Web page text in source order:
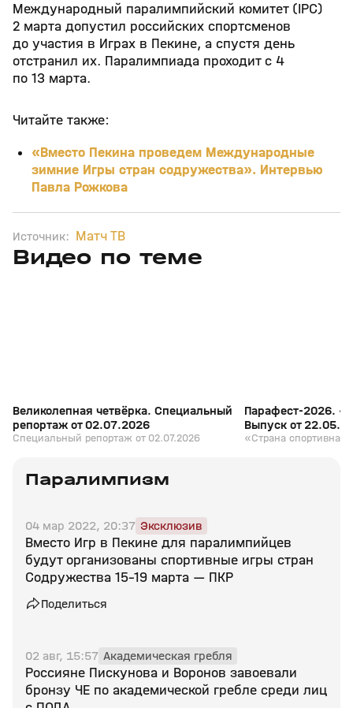
Международный паралимпийский комитет (IPC)
2 марта допустил российских спортсменов
до участия в Играх в Пекине, а спустя день
отстранил их. Паралимпиада проходит с 4
по 13 марта.
Читайте также:
«Вместо Пекина проведем Международные
зимние Игры стран содружества». Интервью
Павла Рожкова
Источник: Матч ТВ
Видео по теме
02 июл, 17:52
Великолепная четвёрка. Специальный
репортаж от 02.07.2026
Специальный репортаж от 02.07.2026
Парафест-2026.
Выпуск от
«Страна
Паралимпизм
04 мар 2022, 20:37 Эксклюзив
Вместо Игр в Пекине для паралимпийцев
будут организованы спортивные игры стран
Содружества 15–19 марта — ПКР
Поделиться
02 авг, 15:57 Академическая гребля
Россияне Пискунова и Воронов завоевали
бронзу ЧЕ по академической гребле среди лиц